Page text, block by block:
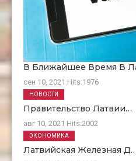
В Ближайшее Время В
сен 10, 2021 Hits:1976
Правительство Латвии…
авг 10, 2021 Hits:2002
НОВОСТИ
Латвийская Железная Д…
ЭКОНОМИКА